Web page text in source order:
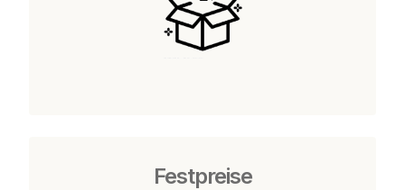
Festpreise